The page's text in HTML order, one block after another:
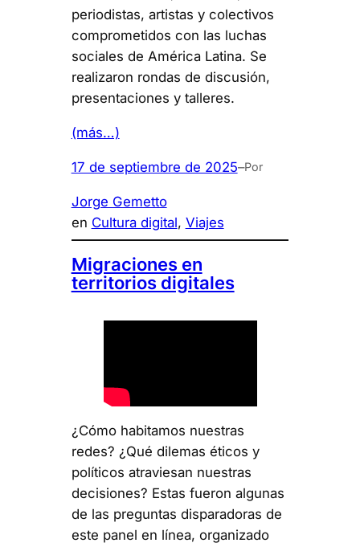
periodistas, artistas y colectivos
comprometidos con las luchas
sociales de América Latina. Se
realizaron rondas de discusión,
presentaciones y talleres.
(más…)
17 de septiembre de 2025–Por
Jorge Gemetto
en Cultura digital, Viajes
Migraciones en
territorios digitales
¿Cómo habitamos nuestras
redes? ¿Qué dilemas éticos y
políticos atraviesan nuestras
decisiones? Estas fueron algunas
de las preguntas disparadoras de
este panel en línea, organizado